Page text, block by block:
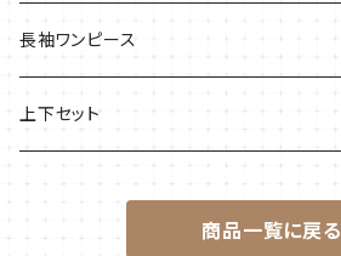
長袖ワンピース
上下セット
商品一覧に戻る